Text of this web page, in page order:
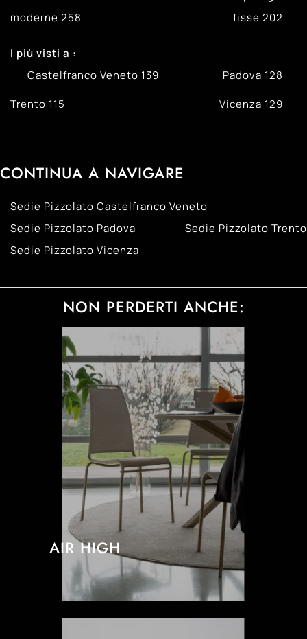
moderne 258
fisse 202
I più visti a :
Castelfranco Veneto 139 Padova 128
Trento 115 Vicenza 129
CONTINUA A NAVIGARE
Sedie Pizzolato Castelfranco Veneto
Sedie Pizzolato Padova
Sedie Pizzolato Trento
Sedie Pizzolato Vicenza
NON PERDERTI ANCHE:
AIR HIGH